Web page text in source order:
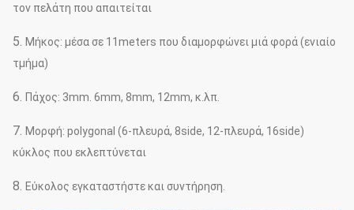
τον πελάτη που απαιτείται
5. Μήκος: μέσα σε 11meters που διαμορφώνει μιά φορά (ενιαίο
τμήμα)
6. Πάχος: 3mm. 6mm, 8mm, 12mm, κ.λπ.
7. Μορφή: polygonal (6-πλευρά, 8side, 12-πλευρά, 16side)
κύκλος που εκλεπτύνεται
8. Εύκολος εγκαταστήστε και συντήρηση.